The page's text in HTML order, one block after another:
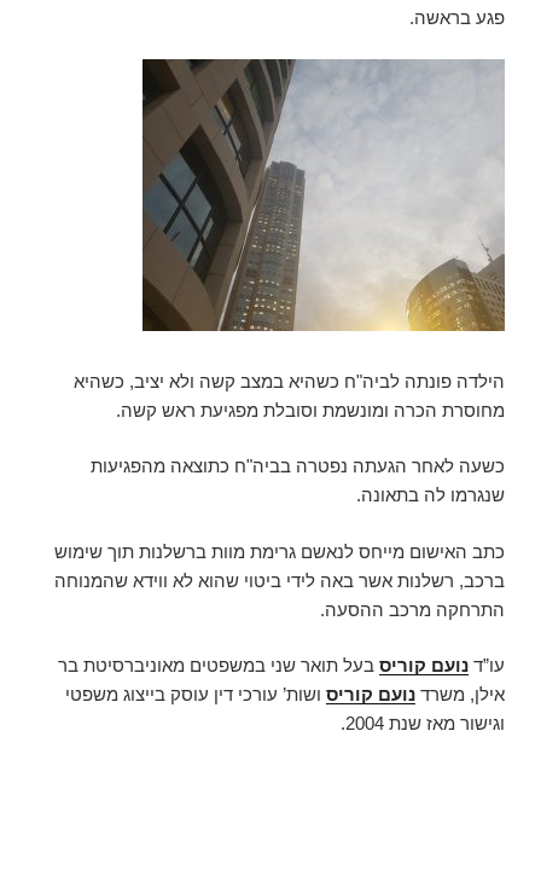
פגע בראשה.
הילדה פונתה לביה"ח כשהיא במצב קשה ולא יציב, כשהיא
מחוסרת הכרה ומונשמת וסובלת מפגיעת ראש קשה.
כשעה לאחר הגעתה נפטרה בביה"ח כתוצאה מהפגיעות
שנגרמו לה בתאונה.
כתב האישום מייחס לנאשם גרימת מוות ברשלנות תוך שימוש
ברכב, רשלנות אשר באה לידי ביטוי שהוא לא ווידא שהמנוחה
התרחקה מרכב ההסעה.
עו”ד נועם קוריס בעל תואר שני במשפטים מאוניברסיטת בר
אילן, משרד נועם קוריס ושות’ עורכי דין עוסק בייצוג משפטי
וגישור מאז שנת 2004.